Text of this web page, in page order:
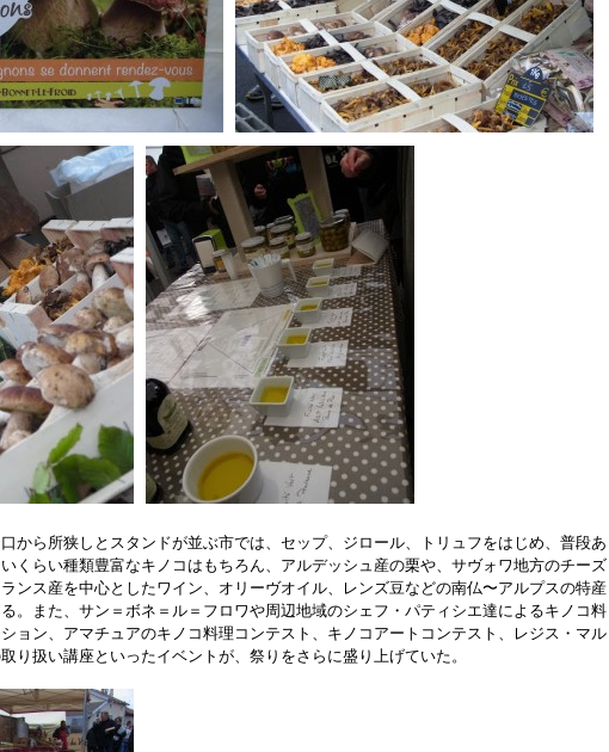
から所狭しとスタンドが並ぶ市では、セップ、ジロール、トリュフをはじめ、普段あ
くらい種類豊富なキノコはもちろん、アルデッシュ産の栗や、サヴォワ地方のチーズ
ンス産を中心としたワイン、オリーヴオイル、レンズ豆などの南仏〜アルプスの特産
。また、サン＝ボネ＝ル＝フロワや周辺地域のシェフ・パティシエ達によるキノコ料
ョン、アマチュアのキノコ料理コンテスト、キノコアートコンテスト、レジス・マル
り扱い講座といったイベントが、祭りをさらに盛り上げていた。